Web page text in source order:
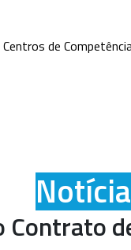
Centros de
Contrato